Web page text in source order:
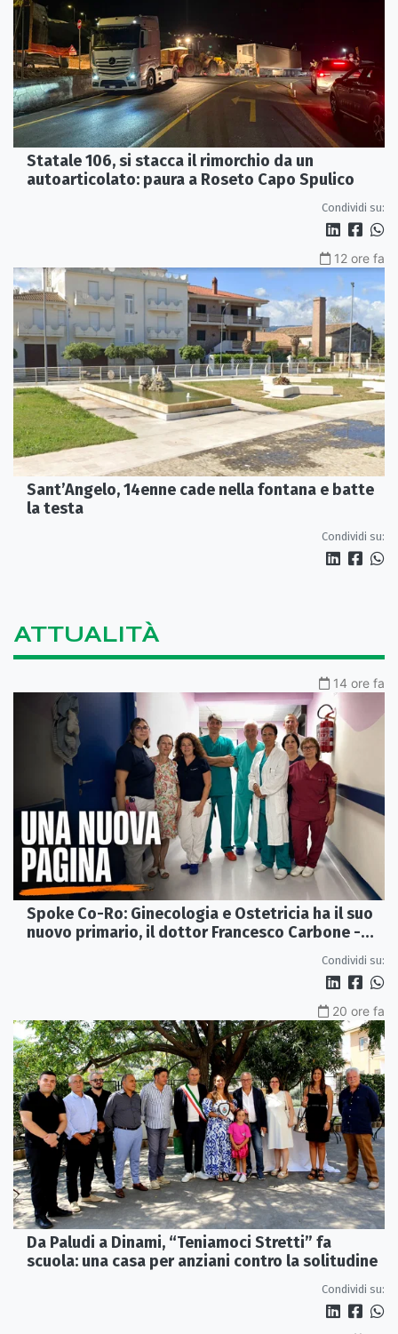
Statale 106, si stacca il rimorchio da un
autoarticolato: paura a Roseto Capo Spulico
Condividi su:
12 ore fa
Sant’Angelo, 14enne cade nella fontana e batte
la testa
Condividi su:
ATTUALITÀ
14 ore fa
Spoke Co-Ro: Ginecologia e Ostetricia ha il suo
nuovo primario, il dottor Francesco Carbone -
Condividi su:
20 ore fa
Da Paludi a Dinami, “Teniamoci Stretti” fa
scuola: una casa per anziani contro la solitudine
Condividi su: